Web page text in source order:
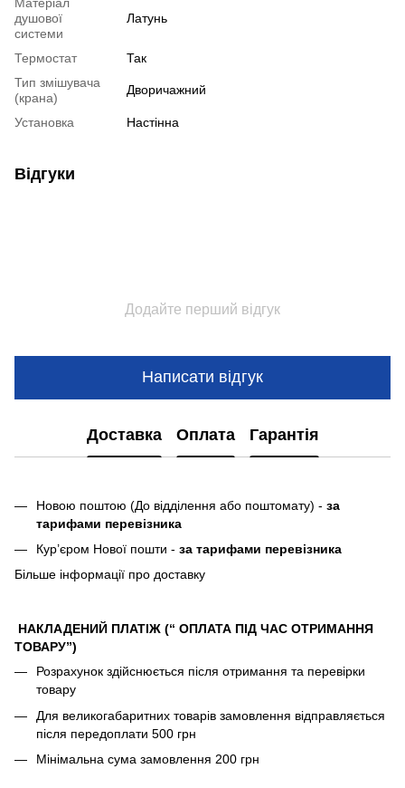
душової
системи
Латунь
Термостат
Так
Тип змішувача
(крана)
Дворичажний
Установка Настінна
Відгуки
Додайте перший відгук
Написати відгук
Доставка Оплата Гарантія
Новою поштою (До відділення або поштомату) - за
тарифами перевізника
Кур’єром Нової пошти - за тарифами перевізника
Більше інформації про доставку
НАКЛАДЕНИЙ ПЛАТІЖ (“ ОПЛАТА ПІД ЧАС ОТРИМАННЯ
ТОВАРУ”)
Розрахунок здійснюється після отримання та перевірки
товару
Для великогабаритних товарів замовлення відправляється
після передоплати 500 грн
Мінімальна сума замовлення 200 грн